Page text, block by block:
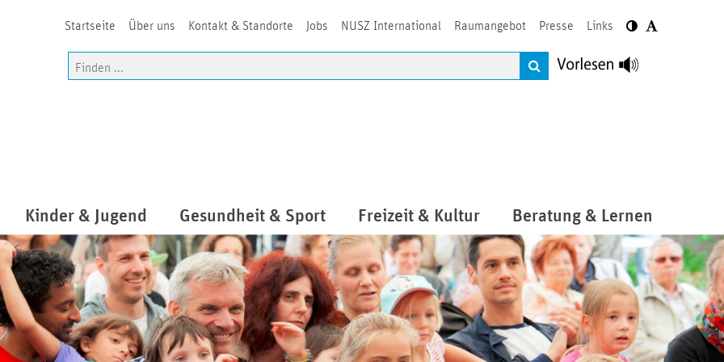
Startseite Über uns Kontakt & Standorte Jobs NUSZ International Raumangebot Presse Links
Kinder & Jugend Gesundheit & Sport Freizeit & Kultur Beratung & Lernen